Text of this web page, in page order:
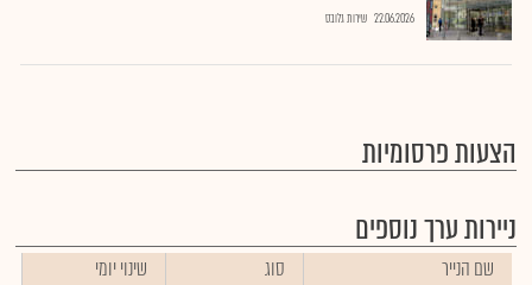
22.06.2026 שירות גלובס
הצעות פרסומיות
ניירות ערך נוספים
שם הנייר סוג
שינוי יומי